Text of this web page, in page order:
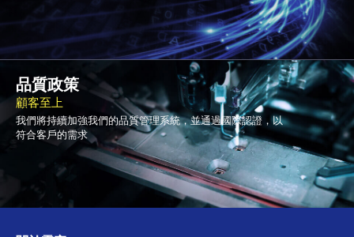
品質政策
顧客至上
我們將持續加強我們的品質管理系統，並通過國際認證，以
符合客戶的需求